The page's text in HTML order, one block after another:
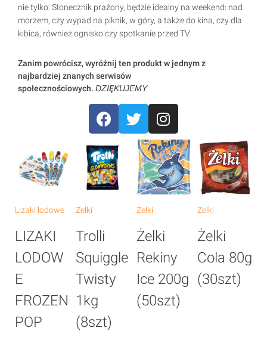
nie tylko. Słonecznik prażony, będzie idealny na weekend: nad
morzem, czy wypad na piknik, w góry, a także do kina, czy dla
kibica, również ognisko czy spotkanie przed TV.
Zanim powrócisz, wyróżnij ten produkt w jednym z
najbardziej znanych serwisów
społecznościowych. DZIĘKUJEMY
Lizaki lodowe
LIZAKI
LODOW
E
FROZEN
POP
Żelki
Trolli
Squiggle
Twisty
1kg
(8szt)
Żelki
Żelki
Rekiny
Ice 200g
(50szt)
Żelki
Żelki
Cola 80g
(30szt)